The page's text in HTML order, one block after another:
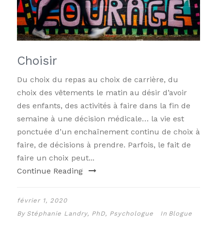
Choisir
Du choix du repas au choix de carrière, du
choix des vêtements le matin au désir d’avoir
des enfants, des activités à faire dans la fin de
semaine à une décision médicale… la vie est
ponctuée d’un enchaînement continu de choix à
faire, de décisions à prendre. Parfois, le fait de
faire un choix peut...
Continue Reading
février 1, 2020
By Stéphanie Landry, PhD, Psychologue In Blogue